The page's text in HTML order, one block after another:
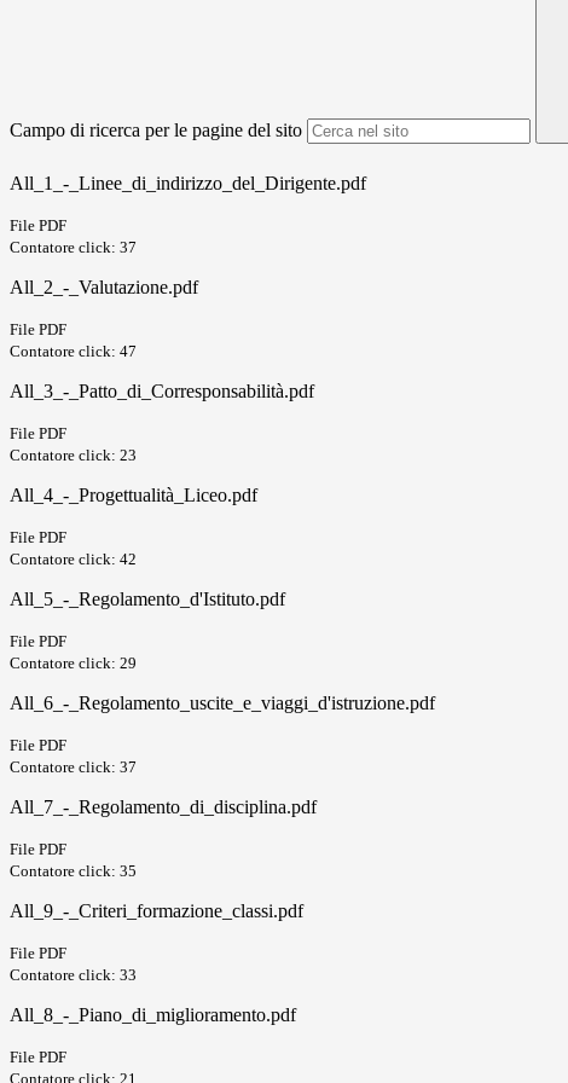
Campo di ricerca per le pagine del sito
All_1_-_Linee_di_indirizzo_del_Dirigente.pdf
File PDF
Contatore click: 37
All_2_-_Valutazione.pdf
File PDF
Contatore click: 47
All_3_-_Patto_di_Corresponsabilità.pdf
File PDF
Contatore click: 23
All_4_-_Progettualità_Liceo.pdf
File PDF
Contatore click: 42
All_5_-_Regolamento_d'Istituto.pdf
File PDF
Contatore click: 29
All_6_-_Regolamento_uscite_e_viaggi_d'istruzione.pdf
File PDF
Contatore click: 37
All_7_-_Regolamento_di_disciplina.pdf
File PDF
Contatore click: 35
All_9_-_Criteri_formazione_classi.pdf
File PDF
Contatore click: 33
All_8_-_Piano_di_miglioramento.pdf
File PDF
Contatore click: 21